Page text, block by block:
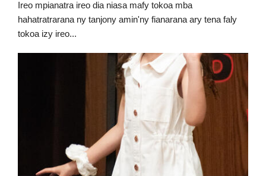
Ireo mpianatra ireo dia niasa mafy tokoa mba
hahatratrarana ny tanjony amin'ny fianarana ary tena faly
tokoa izy ireo...